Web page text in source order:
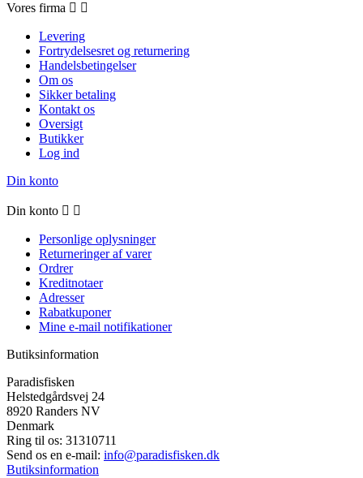
Vores firma  
Levering
Fortrydelsesret og returnering
Handelsbetingelser
Om os
Sikker betaling
Kontakt os
Oversigt
Butikker
Log ind
Din konto
Din konto  
Personlige oplysninger
Returneringer af varer
Ordrer
Kreditnotaer
Adresser
Rabatkuponer
Mine e-mail notifikationer
Butiksinformation
Paradisfisken
Helstedgårdsvej 24
8920 Randers NV
Denmark
Ring til os: 31310711
Send os en e-mail: info@paradisfisken.dk
Butiksinformation